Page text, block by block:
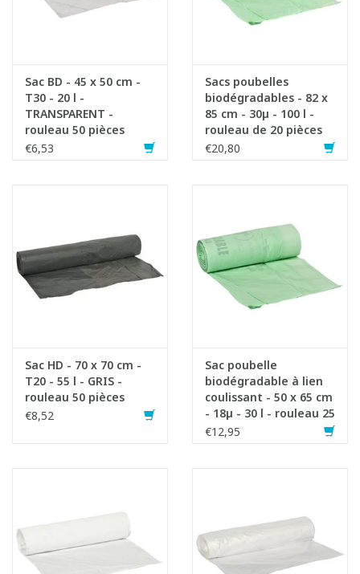
Sac BD - 45 x 50 cm -
T30 - 20 l -
TRANSPARENT -
rouleau 50 pièces
€6,53
Sacs poubelles
biodégradables - 82 x
85 cm - 30µ - 100 l -
rouleau de 20 pièces
€20,80
Sac HD - 70 x 70 cm -
T20 - 55 l - GRIS -
rouleau 50 pièces
€8,52
Sac poubelle
biodégradable à lien
coulissant - 50 x 65 cm
- 18µ - 30 l - rouleau 25
pièces
€12,95